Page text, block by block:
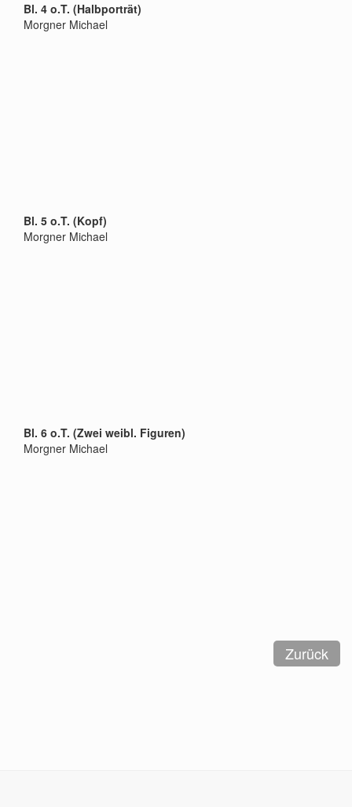
Bl. 4 o.T. (Halbporträt)
Morgner Michael
Bl. 5 o.T. (Kopf)
Morgner Michael
Bl. 6 o.T. (Zwei weibl. Figuren)
Morgner Michael